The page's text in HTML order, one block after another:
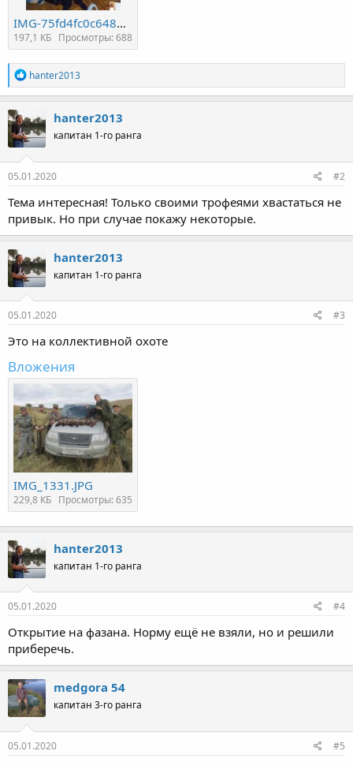
IMG-75fd4fc0c6482e91efacc355a7ffbab2-V.jpg
197,1 КБ Просмотры: 688
Р
е
а
ц
и
и
:
hanter2013
hanter2013
капитан 1-го ранга
05.01.2020 #2
Тема интересная! Только своими трофеями хвастаться не
привык. Но при случае покажу некоторые.
hanter2013
капитан 1-го ранга
05.01.2020 #3
Это на коллективной охоте
Вложения
IMG_1331.JPG
229,8 КБ Просмотры: 635
hanter2013
капитан 1-го ранга
05.01.2020 #4
Открытие на фазана. Норму ещё не взяли, но и решили
приберечь.
medgora 54
капитан 3-го ранга
05.01.2020 #5